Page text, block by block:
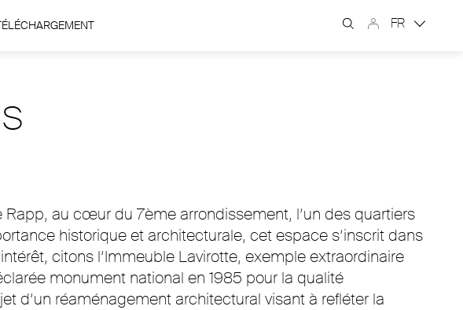
FR
au cœur du 7ème arrondissement, l’un des quartiers
historique et architecturale, cet espace s’inscrit dans
citons l’Immeuble Lavirotte, exemple extraordinaire
monument national en 1985 pour la qualité
d’un réaménagement architectural visant à refléter la